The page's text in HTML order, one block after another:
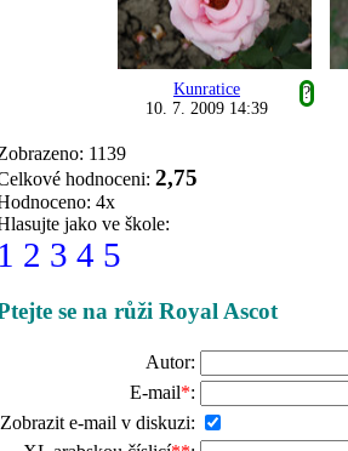
Kunratice
?
10. 7. 2009 14:39
1139
hodnoceni: 2,75
4x
jako ve škole:
1 2 3 4 5
se na růži Royal Ascot
Autor:
E-mail*:
Zobrazit e-mail v diskuzi: